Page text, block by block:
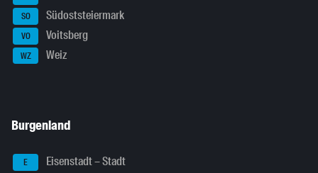
SO Südoststeiermark
VO Voitsberg
WZ Weiz
Burgenland
E Eisenstadt – Stadt